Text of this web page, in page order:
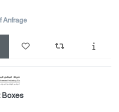
Anfrage
Boxes